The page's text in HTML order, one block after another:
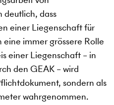
deutlich, dass
einer Liegenschaft für
immer grössere Rolle
einer Liegenschaft – in
den GEAK – wird
sondern als
wahrgenommen.